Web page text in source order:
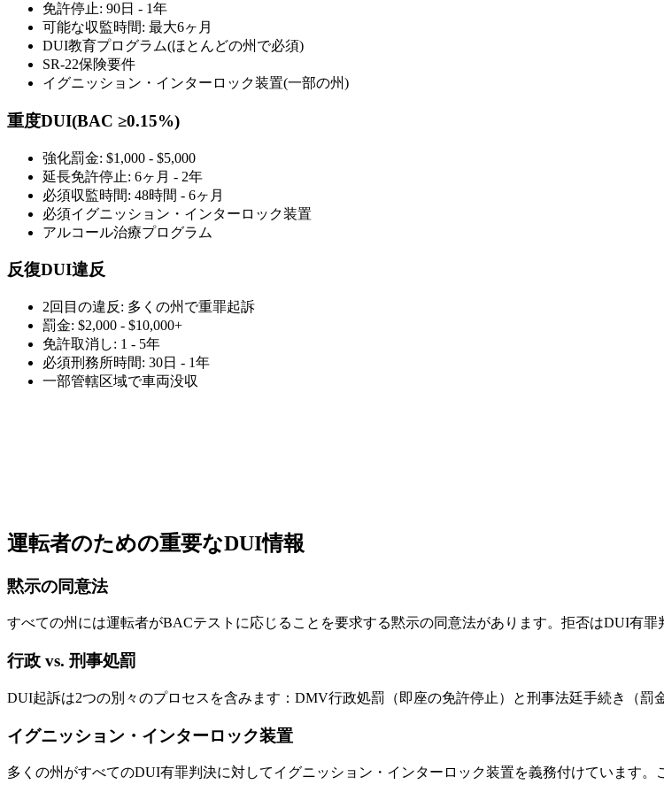
免許停止: 90日 - 1年
可能な収監時間: 最大6ヶ月
DUI教育プログラム(ほとんどの州で必須)
SR-22保険要件
イグニッション・インターロック装置(一部の州)
重度DUI(BAC ≥0.15%)
強化罰金: $1,000 - $5,000
延長免許停止: 6ヶ月 - 2年
必須収監時間: 48時間 - 6ヶ月
必須イグニッション・インターロック装置
アルコール治療プログラム
反復DUI違反
2回目の違反: 多くの州で重罪起訴
罰金: $2,000 - $10,000+
免許取消し: 1 - 5年
必須刑務所時間: 30日 - 1年
一部管轄区域で車両没収
運転者のための重要なDUI情報
黙示の同意法
すべての州には運転者がBACテストに応じることを要求する黙示の同意法があります。拒否はDUI有罪
行政 vs. 刑事処罰
DUI起訴は2つの別々のプロセスを含みます：DMV行政処罰（即座の免許停止）と刑事法廷手続き（罰
イグニッション・インターロック装置
多くの州がすべてのDUI有罪判決に対してイグニッション・インターロック装置を義務付けています